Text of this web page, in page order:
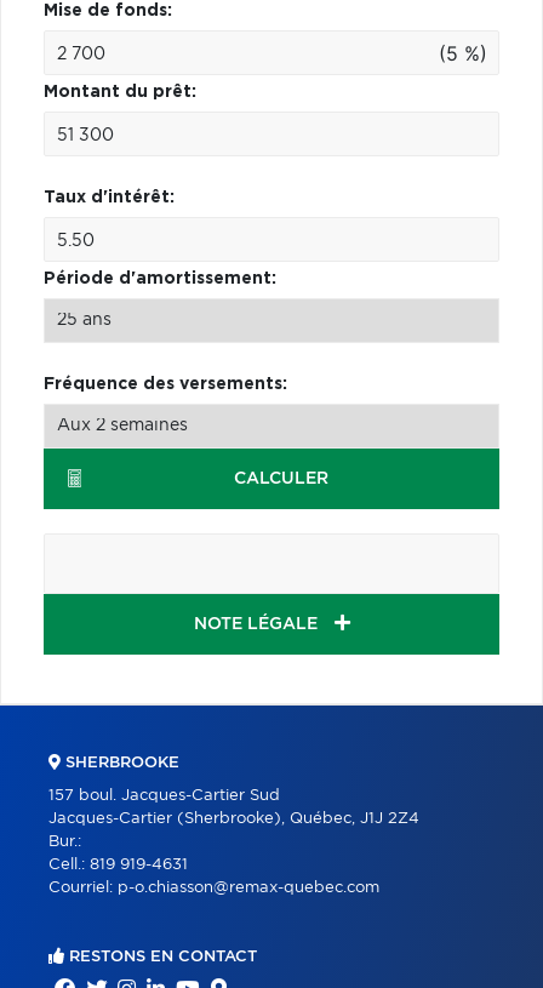
Mise de fonds:
(5 %)
Montant du prêt:
Taux d'intérêt:
Période d'amortissement:
Fréquence des versements:
CALCULER
NOTE LÉGALE
SHERBROOKE
157 boul. Jacques-Cartier Sud
Jacques-Cartier (Sherbrooke), Québec, J1J 2Z4
Bur.:
Cell.: 819 919-4631
Courriel: p-o.chiasson@remax-quebec.com
RESTONS EN CONTACT